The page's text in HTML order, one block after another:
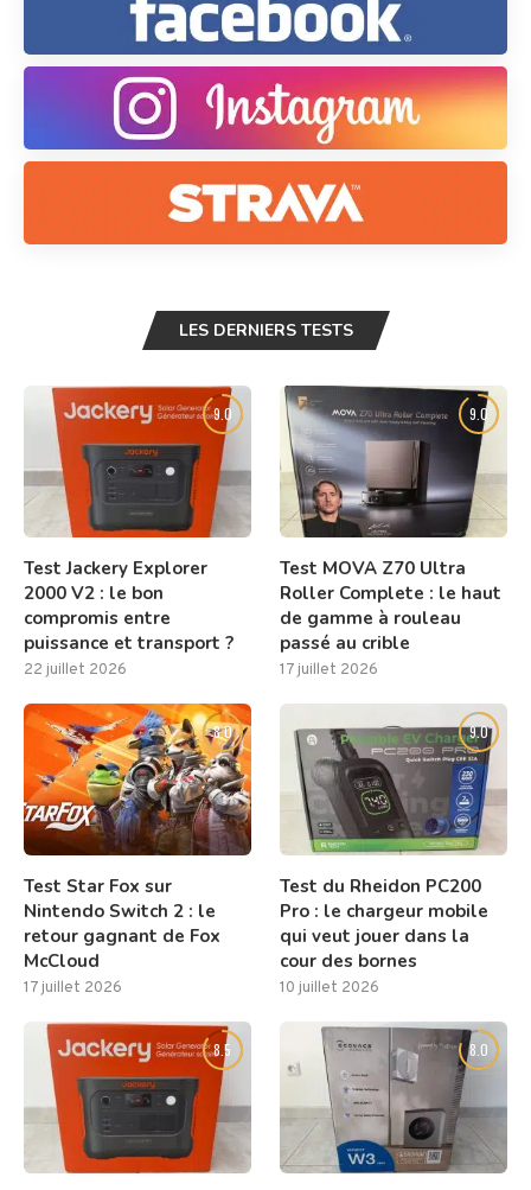
LES DERNIERS TESTS
9.0
Test Jackery Explorer
2000 V2 : le bon
compromis entre
puissance et transport ?
22 juillet 2026
9.0
Test MOVA Z70 Ultra
Roller Complete : le haut
de gamme à rouleau
passé au crible
17 juillet 2026
8.0
Test Star Fox sur
Nintendo Switch 2 : le
retour gagnant de Fox
McCloud
17 juillet 2026
9.0
Test du Rheidon PC200
Pro : le chargeur mobile
qui veut jouer dans la
cour des bornes
10 juillet 2026
8.5 8.0